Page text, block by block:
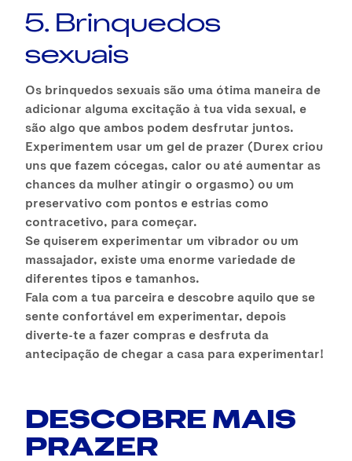
5. Brinquedos
sexuais
Os brinquedos sexuais são uma ótima maneira de
adicionar alguma excitação à tua vida sexual, e
são algo que ambos podem desfrutar juntos.
Experimentem usar um gel de prazer (Durex criou
uns que fazem cócegas, calor ou até aumentar as
chances da mulher atingir o orgasmo) ou um
preservativo com pontos e estrias como
contracetivo, para começar.
Se quiserem experimentar um vibrador ou um
massajador, existe uma enorme variedade de
diferentes tipos e tamanhos.
Fala com a tua parceira e descobre aquilo que se
sente confortável em experimentar, depois
diverte-te a fazer compras e desfruta da
antecipação de chegar a casa para experimentar!
DESCOBRE MAIS
PRAZER